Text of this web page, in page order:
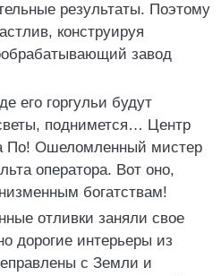
результаты. Поэтому
конструируя
завод
его горгульи будут
поднимется… Центр
По! Ошеломленный мистер
оператора. Вот оно,
богатствам!
отливки заняли свое
дорогие интерьеры из
с Земли и